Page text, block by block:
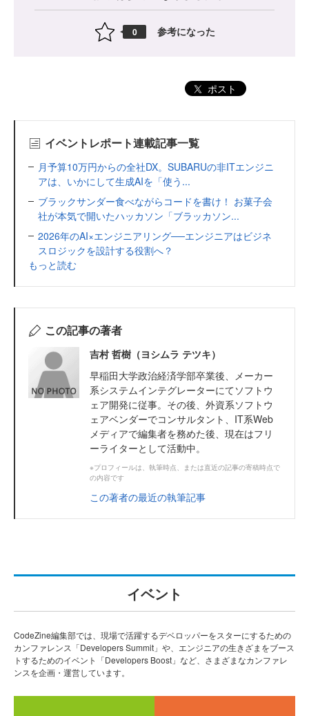
0 参考になった
ポスト
イベントレポート連載記事一覧
月予算10万円からの全社DX。SUBARUの非ITエンジニ
アは、いかにして生成AIを「使う...
ブラックサンダー食べながらコードを書け！ お菓子会
社が本気で開いたハッカソン「ブラッカソン...
2026年のAI×エンジニアリング──エンジニアはビジネ
スロジックを設計する役割へ？
もっと読む
この記事の著者
吉村 哲樹（ヨシムラ テツキ）
早稲田大学政治経済学部卒業後、メーカー
系システムインテグレーターにてソフトウ
ェア開発に従事。その後、外資系ソフトウ
ェアベンダーでコンサルタント、IT系Web
メディアで編集者を務めた後、現在はフリ
ーライターとして活動中。
※プロフィールは、執筆時点、または直近の記事の寄稿時点で
の内容です
この著者の最近の執筆記事
イベント
CodeZine編集部では、現場で活躍するデベロッパーをスターにするための
カンファレンス「Developers Summit」や、エンジニアの生きざまをブース
トするためのイベント「Developers Boost」など、さまざまなカンファレ
ンスを企画・運営しています。